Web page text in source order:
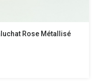
Rose Métallisé